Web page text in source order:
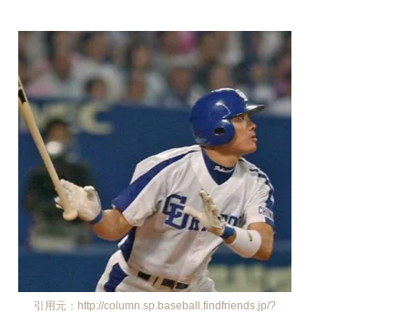
引用元：http://column.sp.baseball.findfriends.jp/?